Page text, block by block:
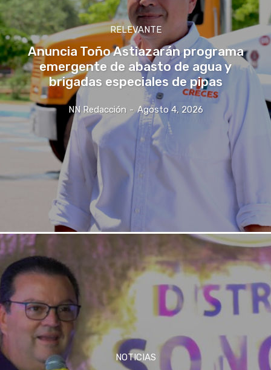
RELEVANTE
Anuncia Toño Astiazarán programa
emergente de abasto de agua y
brigadas especiales de pipas
NN Redacción - Agosto 4, 2026
NOTICIAS